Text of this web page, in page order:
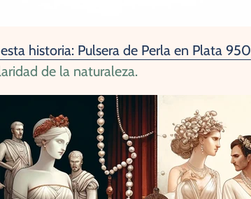
historia: Pulsera de Perla en Plata 950
de la naturaleza.